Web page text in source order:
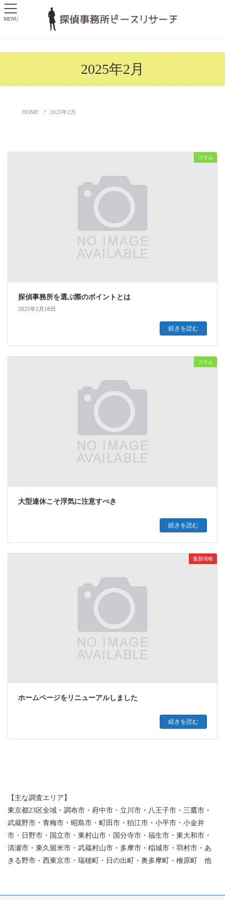
2025年2月
HOME 2025年2月
コラム
探偵事務所を選ぶ際のポイントとは
2025年2月18日
続きを読む
コラム
大型連休こそ浮気に注意すべき
続きを読む
最新情報
ホームページをリニューアルしました
続きを読む
【主な調査エリア】
東京都23区全域・調布市・府中市・立川市・八王子市・三鷹市・
武蔵野市・青梅市・昭島市・町田市・狛江市・小平市・小金井
市・日野市・国立市・東村山市・国分寺市・福生市・東大和市・
清瀬市・東久留米市・武蔵村山市・多摩市・稲城市・羽村市・あ
きる野市・西東京市・瑞穂町・日の出町・奥多摩町・檜原町 他
MENU